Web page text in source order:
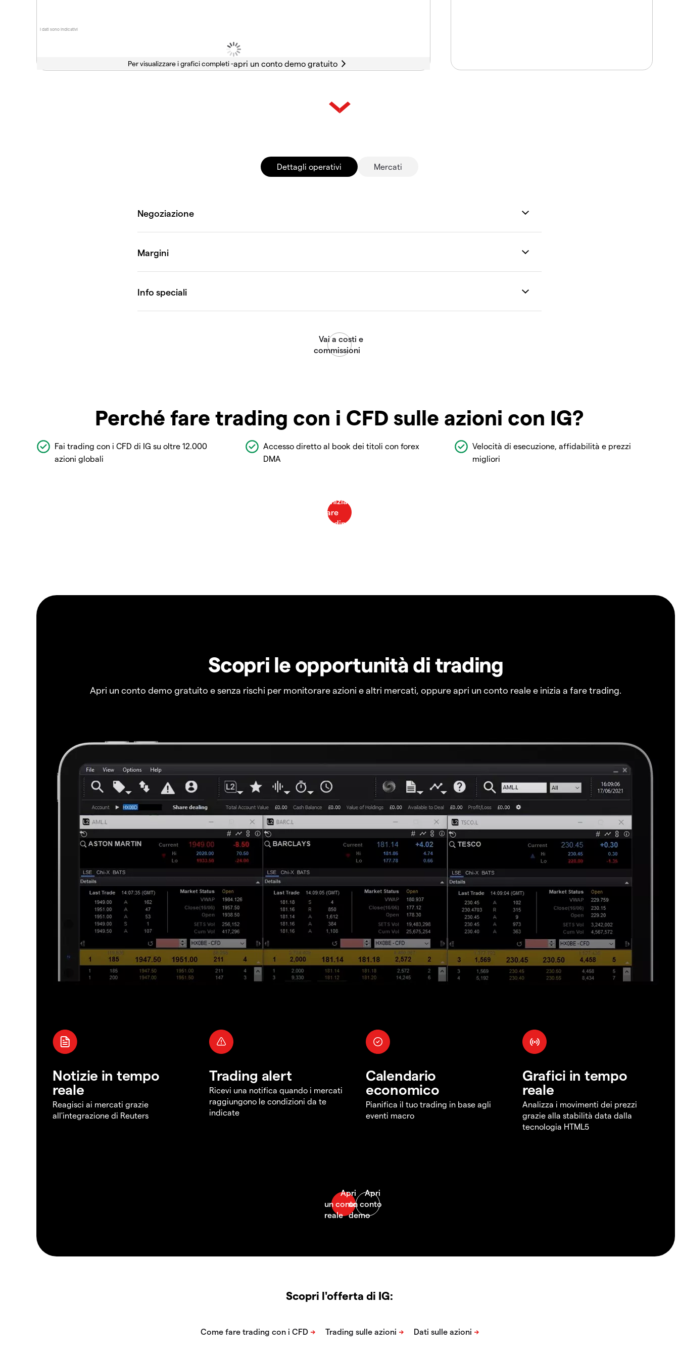
I dati sono indicativi
Per visualizzare i grafici completi -
Dettagli operativi Mercati
Perché fare trading con i CFD sulle azioni con IG?
Fai trading con i CFD di IG su oltre 12.000
azioni globali
Accesso diretto al book dei titoli con forex
DMA
Velocità di esecuzione, affidabilità e prezzi
migliori
Scopri le opportunità di trading
Apri un conto demo gratuito e senza rischi per monitorare azioni e altri mercati, oppure apri un conto reale e inizia a fare trading.
Notizie in tempo
reale
Reagisci ai mercati grazie
all'integrazione di Reuters
Trading alert
Ricevi una notifica quando i mercati
raggiungono le condizioni da te
indicate
Calendario
economico
Pianifica il tuo trading in base agli
eventi macro
Grafici in tempo
reale
Analizza i movimenti dei prezzi
grazie alla stabilità data dalla
tecnologia HTML5
Scopri l'offerta di IG: